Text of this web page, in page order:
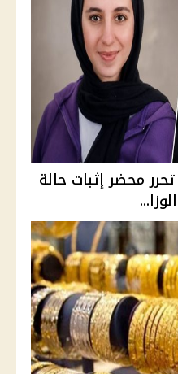
تحرر محضر إثبات حالة